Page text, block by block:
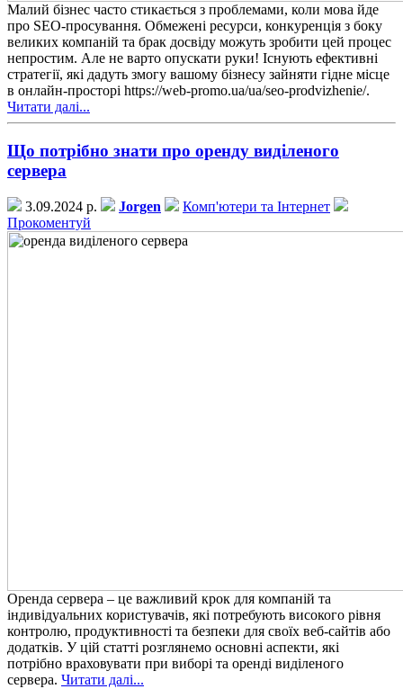
Малий бізнес часто стикається з проблемами, коли мова йде
про SEO-просування. Обмежені ресурси, конкуренція з боку
великих компаній та брак досвіду можуть зробити цей процес
непростим. Але не варто опускати руки! Існують ефективні
стратегії, які дадуть змогу вашому бізнесу зайняти гідне місце
в онлайн-просторі https://web-promo.ua/ua/seo-prodvizhenie/.
Читати далі...
Що потрібно знати про оренду виділеного
сервера
3.09.2024 р. Jorgen
Комп'ютери та Інтернет
Прокоментуй
Оренда сервера – це важливий крок для компаній та
індивідуальних користувачів, які потребують високого рівня
контролю, продуктивності та безпеки для своїх веб-сайтів або
додатків. У цій статті розглянемо основні аспекти, які
потрібно враховувати при виборі та оренді виділеного
сервера. Читати далі...